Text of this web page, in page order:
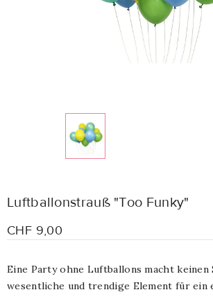
Luftballonstrauß "Too Funky"
CHF 9,00
Eine Party ohne Luftballons macht keinen
wesentliche und trendige Element für ein